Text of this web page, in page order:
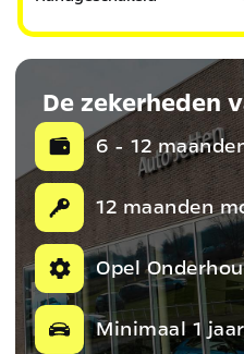
De zekerheden
6 - 12
12 maanden
Opel
Minimaal 1